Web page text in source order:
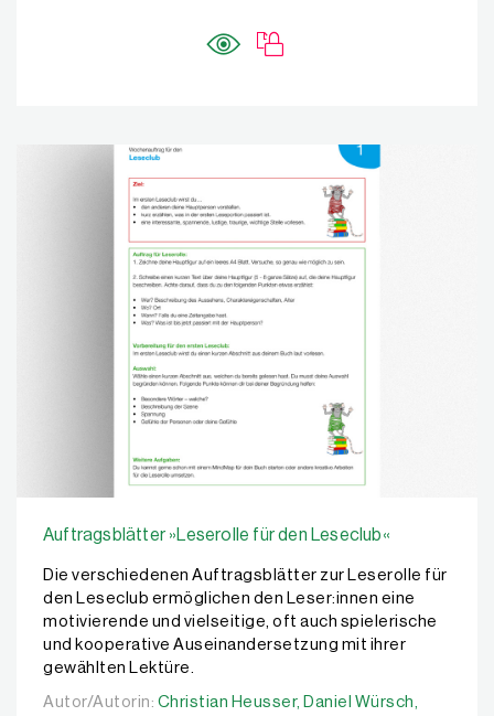
Auftragsblätter »Leserolle für den Leseclub«
Die verschiedenen Auftragsblätter zur Leserolle für
den Leseclub ermöglichen den Leser:innen eine
motivierende und vielseitige, oft auch spielerische
und kooperative Auseinandersetzung mit ihrer
gewählten Lektüre.
Autor/Autorin: Christian Heusser, Daniel Würsch,
Autor/Autorin: Christian Heusser,
Daniel Würsch,